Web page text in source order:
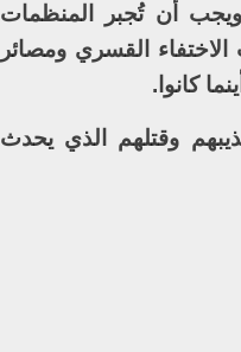
ويجب أن تُجبر المنظمات
القسري ومصائر
كانوا.
وقتلهم الذي يحدث